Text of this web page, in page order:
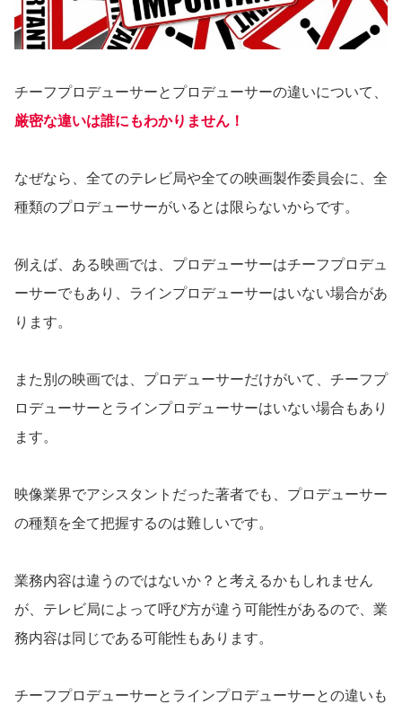
チーフプロデューサーとプロデューサーの違いについて、
厳密な違いは誰にもわかりません！
なぜなら、全てのテレビ局や全ての映画製作委員会に、全
種類のプロデューサーがいるとは限らないからです。
例えば、ある映画では、プロデューサーはチーフプロデュ
ーサーでもあり、ラインプロデューサーはいない場合があ
ります。
また別の映画では、プロデューサーだけがいて、チーフプ
ロデューサーとラインプロデューサーはいない場合もあり
ます。
映像業界でアシスタントだった著者でも、プロデューサー
の種類を全て把握するのは難しいです。
業務内容は違うのではないか？と考えるかもしれません
が、テレビ局によって呼び方が違う可能性があるので、業
務内容は同じである可能性もあります。
チーフプロデューサーとラインプロデューサーとの違いも